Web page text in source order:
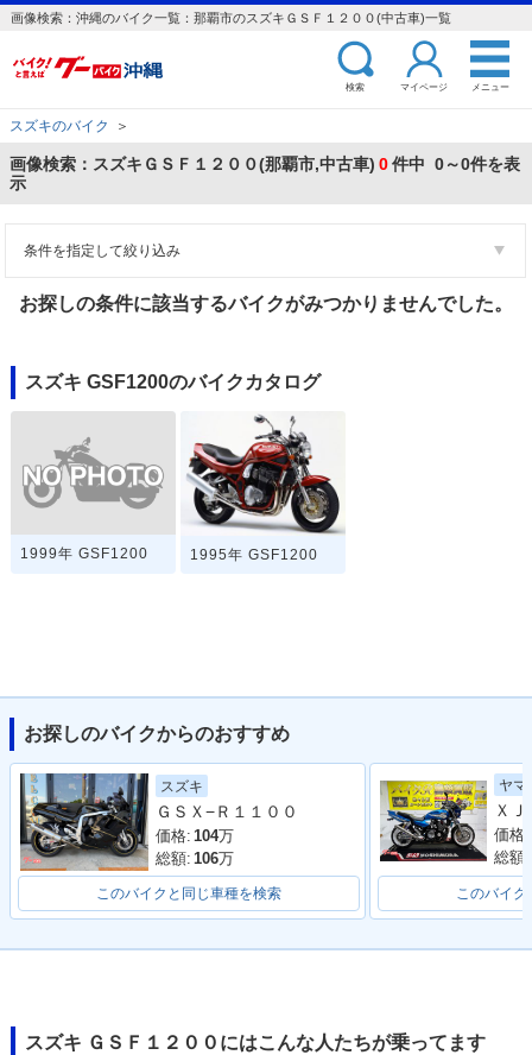
画像検索：沖縄のバイク一覧：那覇市のスズキＧＳＦ１２００(中古車)一覧
検索 マイページ メニュー
スズキのバイク ＞
画像検索：スズキＧＳＦ１２００(那覇市,中古車) 0件中 0～0件を表
示
条件を指定して絞り込み
お探しの条件に該当するバイクがみつかりませんでした。
スズキ GSF1200のバイクカタログ
1999年 GSF1200 1995年 GSF1200
お探しのバイクからのおすすめ
スズキ
ＧＳＸ−Ｒ１１００
価格: 104万
総額: 106万
このバイクと同じ車種を検索
ヤマ
価格:
総額:
このバイク
スズキ ＧＳＦ１２００にはこんな人たちが乗ってます